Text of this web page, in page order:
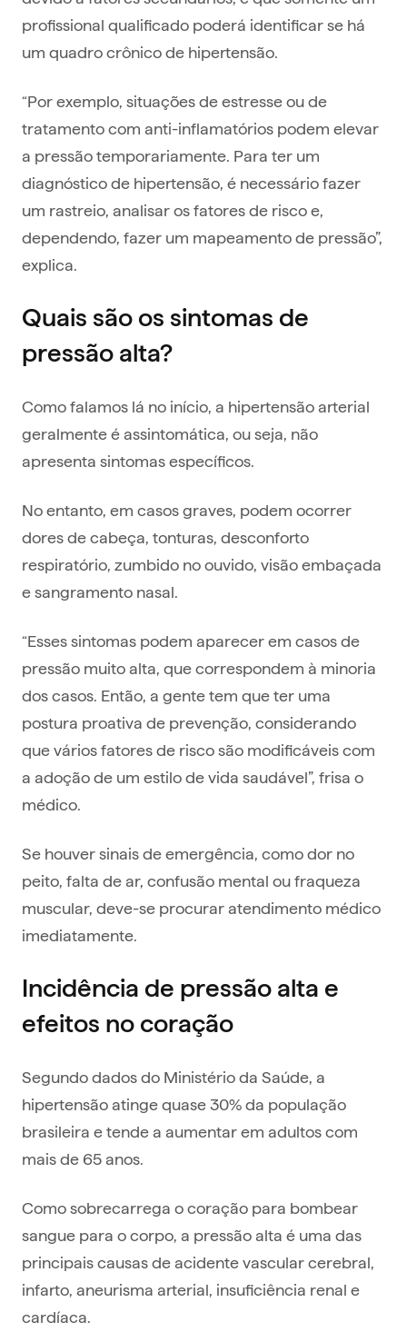
profissional qualificado poderá identificar se há
um quadro crônico de hipertensão.
“Por exemplo, situações de estresse ou de
tratamento com anti-inflamatórios podem elevar
a pressão temporariamente. Para ter um
diagnóstico de hipertensão, é necessário fazer
um rastreio, analisar os fatores de risco e,
dependendo, fazer um mapeamento de pressão”,
explica.
Quais são os sintomas de
pressão alta?
Como falamos lá no início, a hipertensão arterial
geralmente é assintomática, ou seja, não
apresenta sintomas específicos.
No entanto, em casos graves, podem ocorrer
dores de cabeça, tonturas, desconforto
respiratório, zumbido no ouvido, visão embaçada
e sangramento nasal.
“Esses sintomas podem aparecer em casos de
pressão muito alta, que correspondem à minoria
dos casos. Então, a gente tem que ter uma
postura proativa de prevenção, considerando
que vários fatores de risco são modificáveis com
a adoção de um estilo de vida saudável”, frisa o
médico.
Se houver sinais de emergência, como dor no
peito, falta de ar, confusão mental ou fraqueza
muscular, deve-se procurar atendimento médico
imediatamente.
Incidência de pressão alta e
efeitos no coração
Segundo dados do Ministério da Saúde, a
hipertensão atinge quase 30% da população
brasileira e tende a aumentar em adultos com
mais de 65 anos.
Como sobrecarrega o coração para bombear
sangue para o corpo, a pressão alta é uma das
principais causas de acidente vascular cerebral,
infarto, aneurisma arterial, insuficiência renal e
cardíaca.